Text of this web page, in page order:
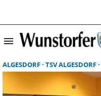
menu
ALGESDORF TSV ALGESDORF